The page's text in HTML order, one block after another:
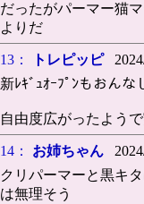
だったがパーマー猫
よりだ
13： トレピッピ2024/
新ﾚｷﾞｭｵｰﾌﾟﾝもおん
自由度広がったよう
14： お姉ちゃん
クリパーマーと黒キ
は無理そう